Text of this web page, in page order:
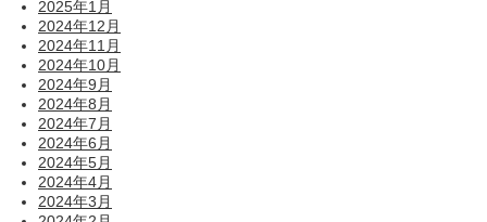
2025年1月
2024年12月
2024年11月
2024年10月
2024年9月
2024年8月
2024年7月
2024年6月
2024年5月
2024年4月
2024年3月